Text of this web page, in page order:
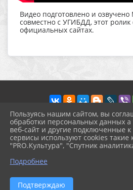
Видео подготовлено и
совместно с УГИБДД, этот ролик
официальных сайтах.
2026 г. prohgimnaziya-2.ru
Вход
Карта сайта
Политика обработки персональных
Сделано на KubCMS
Разработка и поддержка
Пользуясь нашим сайтом, вы
обработки персональных данных
веб-сайт и другие подключенные к
сервисы используют cookies такие
"PRO.Культура", "Спутник
Подробнее
Подтверждаю